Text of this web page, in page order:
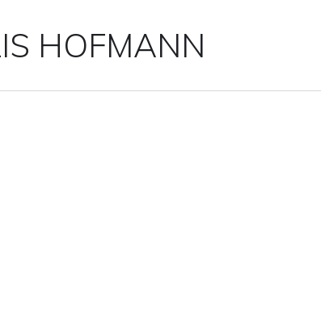
HOFMANN